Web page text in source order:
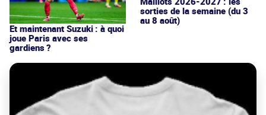
Et maintenant Suzuki : à quoi
joue Paris avec ses
gardiens ?
sorties de la semaine (du 3
au 8 août)